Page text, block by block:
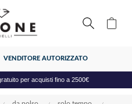
VENDITORE AUTORIZZATO
per acquisti fino a 2500€